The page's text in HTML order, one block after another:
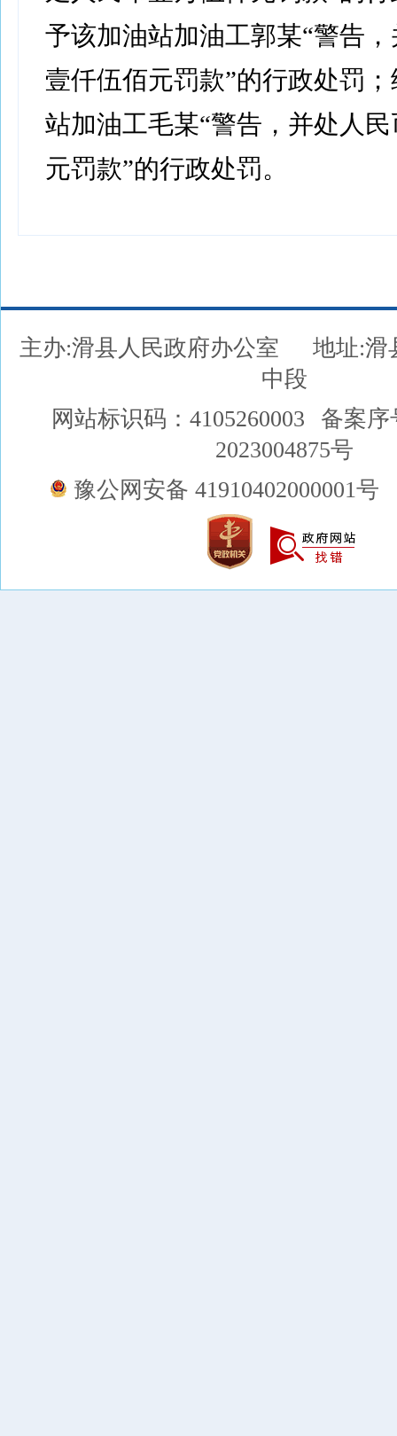
予该加油站加油工郭某“警告
壹仟伍佰元罚款”的行政处罚
站加油工毛某“警告，并处人
元罚款”的行政处罚。
主办:滑县人民政府办公室
地址:滑
中段
网站标识码：4105260003
备案序
2023004875号
豫公网安备 41910402000001号